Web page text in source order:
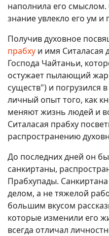
наполнила его смыслом.
знание увлекло его ум и
Получив духовное
прабху и имя Ситаласая
Господа Чайтаньи,
остужает пылающий
существ") и погрузился
личный опыт того, как
меняют жизнь людей и
Ситаласая прабху
распространению
До последних дней он
санкиртаны,
Прабхупады.
делом, а не тяжелой
большим вкусом
которые изменили его
всегда отличал